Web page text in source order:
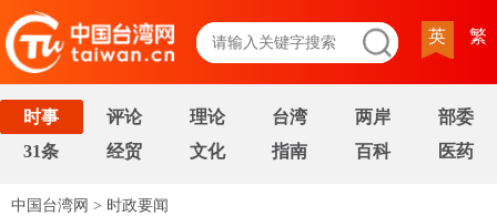
英 繁
时事 评论 理论 台湾 两岸
部委
31条
经贸 文化 指南 百科 医药
中国台湾网 > 时政要闻